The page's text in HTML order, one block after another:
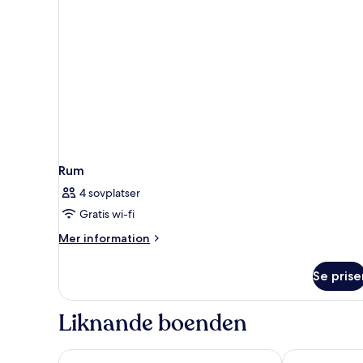
Rum
4 sovplatser
Gratis wi-fi
Mer information
Mer
Se
Liknande boenden
St Joseph Hotel Hamburg Reeperbahn St Pauli Kiez
Prize by